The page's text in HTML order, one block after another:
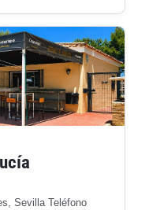
Sevilla Teléfono